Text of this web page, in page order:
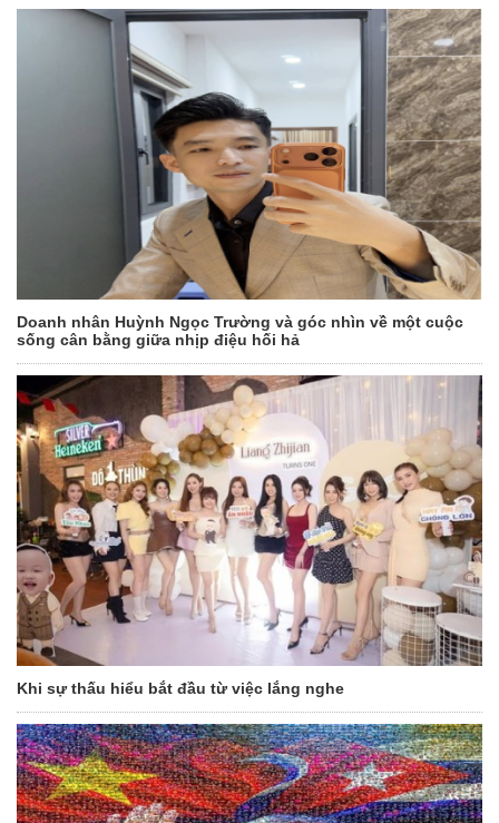
Doanh nhân Huỳnh Ngọc Trường và góc nhìn về một cuộc
sống cân bằng giữa nhịp điệu hối hả
Khi sự thấu hiểu bắt đầu từ việc lắng nghe